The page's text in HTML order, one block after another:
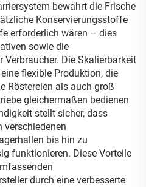
bewahrt die Frische
Konservierungsstoffe
erforderlich wären – dies
sowie die
Verbraucher. Die Skalierbarkeit
flexible Produktion, die
Röstereien als auch groß
gleichermaßen bedienen
stellt sicher, dass
verschiedenen
bis hin zu
funktionieren. Diese Vorteile
durch eine verbesserte